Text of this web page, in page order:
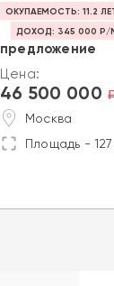
ОКУПАЕМОСТЬ: 11.2
ДОХОД: 345 000 Р/
предложение
Цена:
46 500 000
Москва
Площадь -